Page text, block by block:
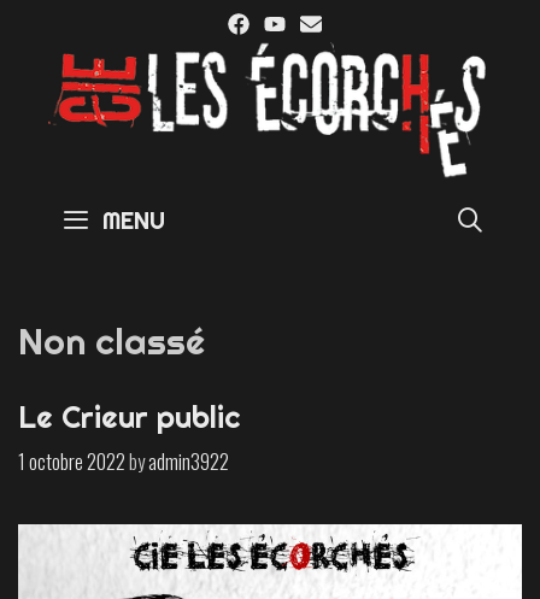
MENU
Non classé
Le Crieur public
1 octobre 2022byadmin3922